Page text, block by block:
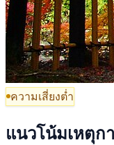
ความเสี่ยงต่ำ
แนวโน้มเหตุ